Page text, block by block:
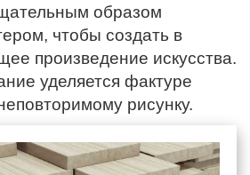
образом
чтобы создать в
произведение искусства.
уделяется фактуре
рисунку.